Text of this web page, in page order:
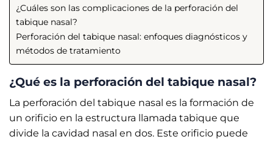
¿Cuáles son las complicaciones de la perforación del
tabique nasal?
Perforación del tabique nasal: enfoques diagnósticos y
métodos de tratamiento
¿Qué es la perforación del tabique nasal?
La perforación del tabique nasal es la formación de
un orificio en la estructura llamada tabique que
divide la cavidad nasal en dos. Este orificio puede